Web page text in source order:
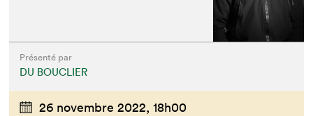
Présenté par
DU BOUCLIER
26 novembre 2022, 18h00